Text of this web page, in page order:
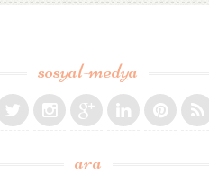
sosyal-medya
ara